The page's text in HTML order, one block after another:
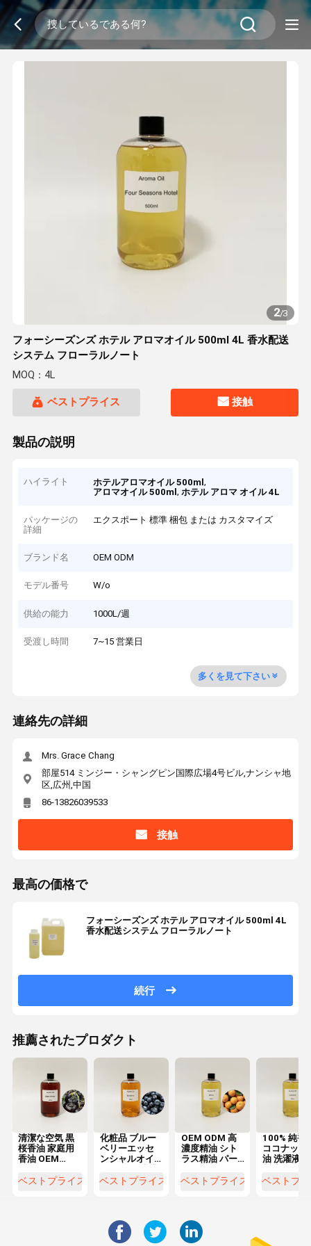
2/3
フォーシーズンズ ホテル アロマオイル 500ml 4L 香水配送
システム フローラルノート
MOQ：4L
ベストプライス 接触
製品の説明
ハイライト ホテルアロマオイル 500ml,
アロマオイル 500ml,ホテル アロマ オイル 4L
パッケージの
詳細
エクスポート 標準 梱包 または カスタマイズ
ブランド名 OEM ODM
モデル番号 W/o
供給の能力 1000L/週
受渡し時間 7~15 営業日
多くを見て下さい
連絡先の詳細
Mrs. Grace Chang
部屋514 ミンジー・シャングピン国際広場4号ビル,ナンシャ地
区,広州,中国
86-13826039533
接触
最高の価格で
フォーシーズンズ ホテル アロマオイル 500ml 4L
香水配送システム フローラルノート
続行
推薦されたプロダクト
清潔な空気 黒
桜香油 家庭用
香油 OEM
ベストプライス
化粧品 ブルー
ベリーエッセ
ンシャルオイ
用高濃度エッ
ベストプライス
OEM ODM 高
濃度精油 シト
ラス精油 パー
お香り
ベストプライス
100% 純香
ココナッツ
油 洗濯液
ベストプ